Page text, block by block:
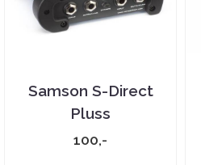
Samson S-Direct
Pluss
100,-